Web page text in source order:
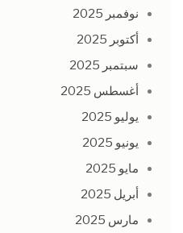
نوفمبر 2025
أكتوبر 2025
سبتمبر 2025
أغسطس 2025
يوليو 2025
يونيو 2025
مايو 2025
أبريل 2025
مارس 2025